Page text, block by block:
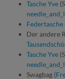
Tasche Yve
Der andere
Tasche Yve
Swagbag (